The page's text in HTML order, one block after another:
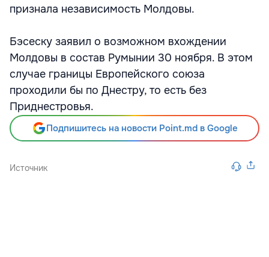
признала независимость Молдовы.
Бэсеску заявил о возможном вхождении
Молдовы в состав Румынии 30 ноября. В этом
случае границы Европейского союза
проходили бы по Днестру, то есть без
Приднестровья.
Подпишитесь на новости Point.md в Google
Источник